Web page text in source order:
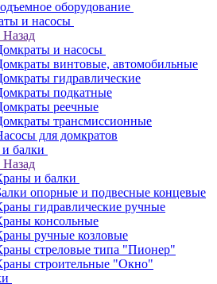
оборудование
и насосы
Назад
и насосы
винтовые, автомобильные
гидравлические
подкатные
реечные
трансмиссионные
для домкратов
балки
Назад
и балки
опорные и подвесные концевые
гидравлические ручные
консольные
ручные козловые
стреловые типа "Пионер"
строительные "Окно"